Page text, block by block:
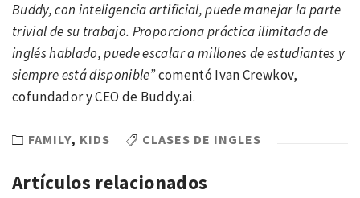
Buddy, con inteligencia artificial, puede manejar la parte
trivial de su trabajo. Proporciona práctica ilimitada de
inglés hablado, puede escalar a millones de estudiantes y
siempre está disponible”comentó Ivan Crewkov,
cofundador y CEO de Buddy.ai.
FAMILY, KIDS CLASES DE INGLES
Artículos relacionados